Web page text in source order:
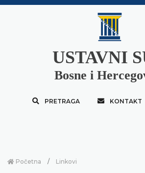
USTAVNI
Bosne i
PRETRAGA KONTAKT
Početna Linkovi